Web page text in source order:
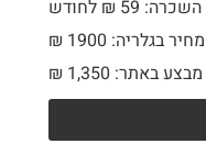
השכרה: 59 ₪ לחודש
מחיר בגלריה: 1900 ₪
מבצע באתר:
₪ 1,350